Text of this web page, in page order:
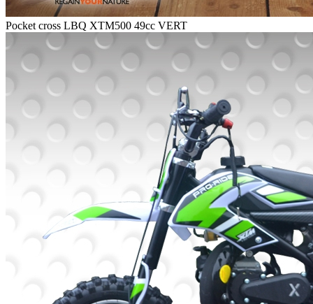
Pocket cross LBQ XTM500 49cc VERT